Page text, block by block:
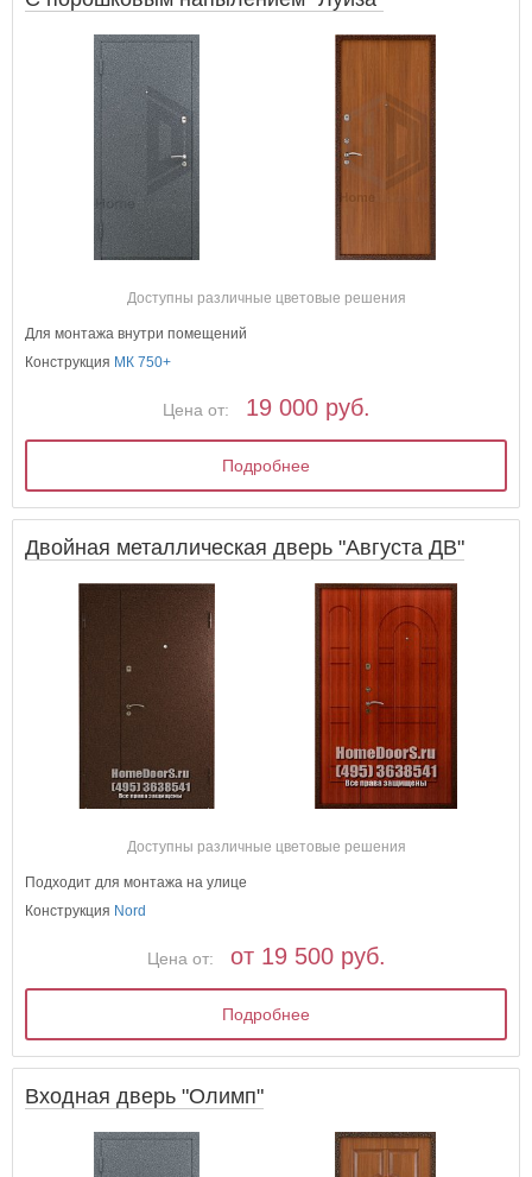
Доступны различные цветовые решения
Для монтажа внутри помещений
Конструкция МК 750+
Цена от: 19 000 руб.
Подробнее
Двойная металлическая дверь "Августа ДВ"
Доступны различные цветовые решения
Подходит для монтажа на улице
Конструкция Nord
Цена от: от 19 500 руб.
Подробнее
Входная дверь "Олимп"